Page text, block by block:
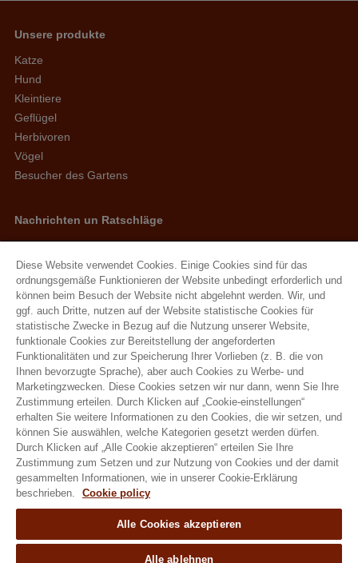
Unsere produkte
Katze
Hund
Kleintiere
Geflügel
Herbivoren
Vögel
Besucher des Gartens
Nachrichten un Ratschläge
Neuigkeiten
Ratschläge
Natural Granen Gebr De Scheemaecker BV
Metropoolstraat 28 – 29 2900 Schoten
BE 0437.115.256 - RPR Antwerpen
E. info@hobbyfirst.com
T. +32 3 640 35 50
Folgen sie uns
Diese Website verwendet Cookies. Einige Cookies sind für das
ordnungsgemäße Funktionieren der Website unbedingt erforderlich und
können beim Besuch der Website nicht abgelehnt werden. Wir, und
ggf. auch Dritte, nutzen auf der Website statistische Cookies für
statistische Zwecke in Bezug auf die Nutzung unserer Website,
funktionale Cookies zur Bereitstellung der angeforderten
Funktionalitäten und zur Speicherung Ihrer Vorlieben (z. B. die von
Ihnen bevorzugte Sprache), aber auch Cookies zu Werbe- und
Marketingzwecken. Diese Cookies setzen wir nur dann, wenn Sie Ihre
Zustimmung erteilen. Durch Klicken auf „Cookie-einstellungen“
erhalten Sie weitere Informationen zu den Cookies, die wir setzen, und
können Sie auswählen, welche Kategorien gesetzt werden dürfen.
Durch Klicken auf „Alle Cookie akzeptieren“ erteilen Sie Ihre
Zustimmung zum Setzen und zur Nutzung von Cookies und der damit
gesammelten Informationen, wie in unserer Cookie-Erklärung
beschrieben.
Cookie policy
Alle Cookies akzeptieren
Alle ablehnen